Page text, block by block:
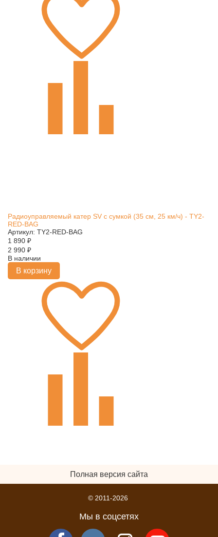
Радиоуправляемый катер SV с сумкой (35 см, 25 км/ч) - TY2-
RED-BAG
Артикул: TY2-RED-BAG
1 890 ₽
2 990 ₽
В наличии
В корзину
Полная версия сайта
© 2011-2026
Мы в соцсетях